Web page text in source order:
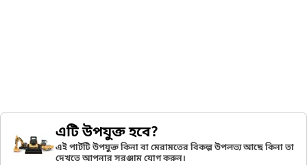
এটি উপযুক্ত হবে?
এই পার্টটি উপযুক্ত কিনা বা মেরামতের বিকল্প উপলভ্য আছে কিনা তা
দেখতে আপনার সরঞ্জাম যোগ করুন।